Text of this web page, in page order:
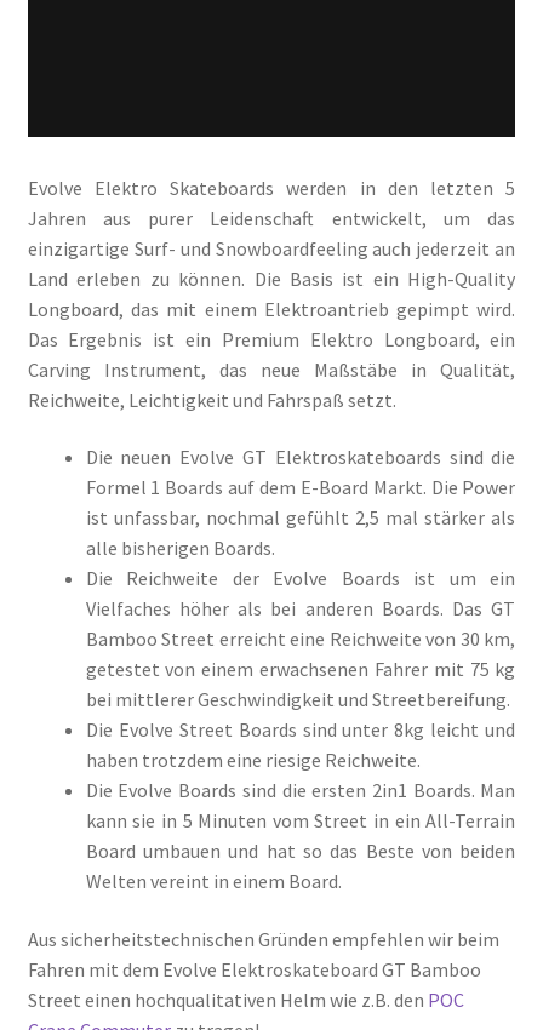
Evolve Elektro Skateboards werden in den letzten 5
Jahren aus purer Leidenschaft entwickelt, um das
einzigartige Surf- und Snowboardfeeling auch jederzeit an
Land erleben zu können. Die Basis ist ein High-Quality
Longboard, das mit einem Elektroantrieb gepimpt wird.
Das Ergebnis ist ein Premium Elektro Longboard, ein
Carving Instrument, das neue Maßstäbe in Qualität,
Reichweite, Leichtigkeit und Fahrspaß setzt.
Die neuen Evolve GT Elektroskateboards sind die
Formel 1 Boards auf dem E-Board Markt. Die Power
ist unfassbar, nochmal gefühlt 2,5 mal stärker als
alle bisherigen Boards.
Die Reichweite der Evolve Boards ist um ein
Vielfaches höher als bei anderen Boards. Das GT
Bamboo Street erreicht eine Reichweite von 30 km,
getestet von einem erwachsenen Fahrer mit 75 kg
bei mittlerer Geschwindigkeit und Streetbereifung.
Die Evolve Street Boards sind unter 8kg leicht und
haben trotzdem eine riesige Reichweite.
Die Evolve Boards sind die ersten 2in1 Boards. Man
kann sie in 5 Minuten vom Street in ein All-Terrain
Board umbauen und hat so das Beste von beiden
Welten vereint in einem Board.
Aus sicherheitstechnischen Gründen empfehlen wir beim
Fahren mit dem Evolve Elektroskateboard GT Bamboo
Street einen hochqualitativen Helm wie z.B. den POC